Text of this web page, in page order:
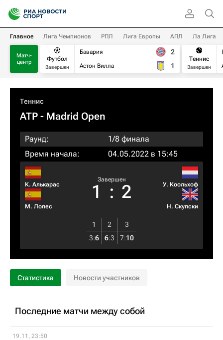
Главное Лига Чемпионов РПЛ Лига Европы АПЛ Ла Лига
Матч-
центр
Футбол
Завершен
Бавария
Астон Вилла
2
1
Теннис
Завершен
Теннис
ATP - Madrid Open
Раунд:
1/8 финала
Время начала:
04.05.2022 в 15:45
К. Алькарас
М. Лопес
Завершен
1 : 2 У. Коольхоф
Н. Скупски
1 2
3
3:6 6:3 7:10
Статистика Новости участников
Последние матчи между собой
19.11, 23:50